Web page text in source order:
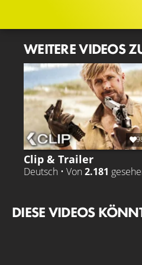
WEITERE VIDEOS
Clip & Trailer
Deutsch • Von 2.181
DIESE VIDEOS